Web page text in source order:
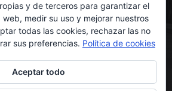
SÍGUENOS
y de terceros para garantizar el
medir su uso y mejorar nuestros
todas las cookies, rechazar las no
sus preferencias. Política de cookies
Aceptar todo